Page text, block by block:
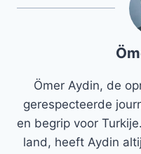
Ömer Aydin, de
gerespecteerde
en begrip voor
land, heeft Aydin